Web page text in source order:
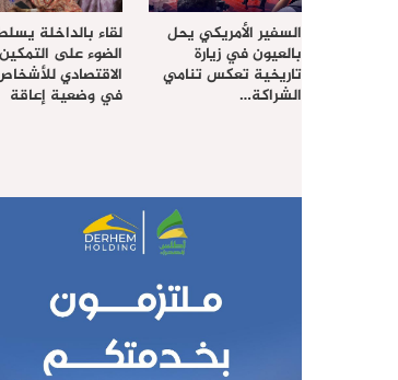
السفير الأمريكي يحل
بالعيون في زيارة
تاريخية تعكس تنامي
الشراكة…
لقاء بالداخلة
الضوء على التمكين
الاقتصادي
في وضعية إعاقة